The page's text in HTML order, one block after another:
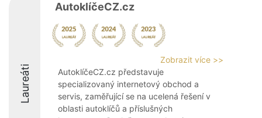
Laureáti
AutoklíčeCZ.cz
Zobrazit více >>
AutoklíčeCZ.cz představuje
specializovaný internetový obchod a
servis, zaměřující se na ucelená řešení v
oblasti autoklíčů a příslušných